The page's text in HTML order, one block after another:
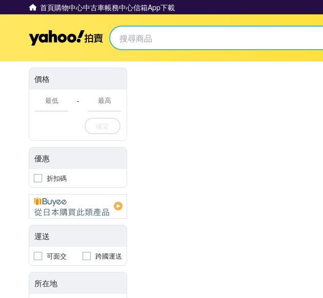
首頁購物中心中古車帳務中心信箱App下載
Yahoo拍賣
價格
-
確定
優惠
折扣碼
運送
可面交 跨國運送
所在地